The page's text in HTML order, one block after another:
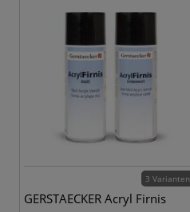
3 Varianten
GERSTAECKER Acryl Firnis